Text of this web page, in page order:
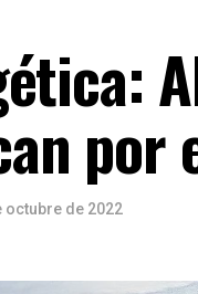
por
octubre de 2022